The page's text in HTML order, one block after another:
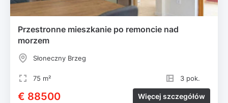
Przestronne mieszkanie po remoncie nad
morzem
Słoneczny Brzeg
75 m² 3 pok.
€ 88500 Więcej szczegółów